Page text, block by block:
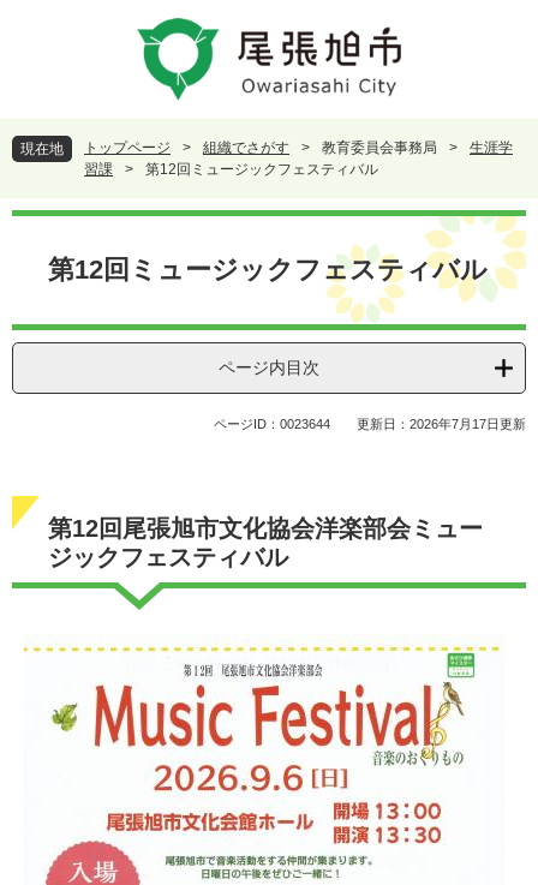
頭
で
。
飛
ば
て
現在地 トップページ > 組織でさがす > 教育委員会事務局 >
生涯学
習課
> 第12回ミュージックフェスティバル
本
第12回ミュージックフェスティバル
ページ内目次
ページID：0023644 更新日：2026年7月17日更新
第12回尾張旭市文化協会洋楽部会ミュー
ジックフェスティバル